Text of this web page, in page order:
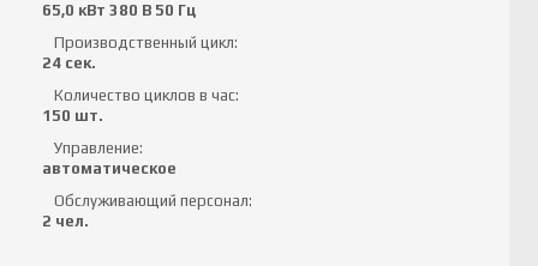
65,0 кВт 380 В 50 Гц
Производственный цикл:
24 сек.
Количество циклов в час:
150 шт.
Управление:
автоматическое
Обслуживающий персонал:
2 чел.